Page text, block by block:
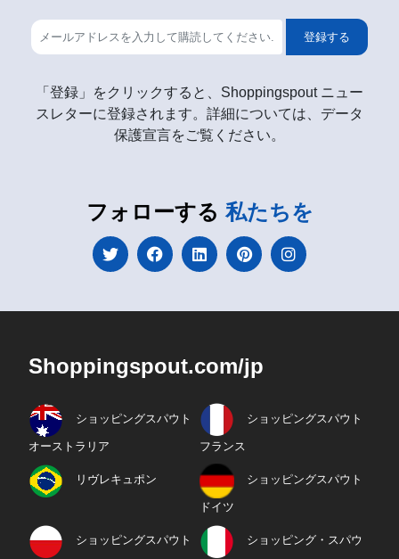
登録する
「登録」をクリックすると、Shoppingspout ニュー
スレターに登録されます。詳細については、データ
保護宣言をご覧ください。
フォローする 私たちを
Shoppingspout.com/jp
ショッピングスパウト
オーストラリア
ショッピングスパウト
フランス
リヴレキュポン ショッピングスパウト
ドイツ
ショッピングスパウト ショッピング・スパウ